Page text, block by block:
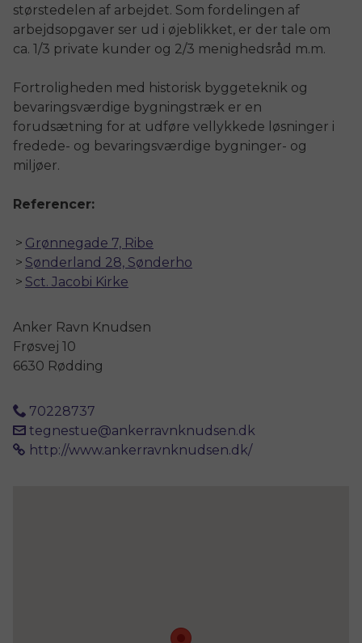
størstedelen af arbejdet. Som fordelingen af
arbejdsopgaver ser ud i øjeblikket, er der tale om
ca. 1/3 private kunder og 2/3 menighedsråd m.m.
Fortroligheden med historisk byggeteknik og
bevaringsværdige bygningstræk er en
forudsætning for at udføre vellykkede løsninger i
fredede- og bevaringsværdige bygninger- og
miljøer.
Referencer:
Grønnegade 7, Ribe
Sønderland 28, Sønderho
Sct. Jacobi Kirke
Anker Ravn Knudsen
Frøsvej 10
6630 Rødding
70228737
tegnestue@ankerravnknudsen.dk
http://www.ankerravnknudsen.dk/